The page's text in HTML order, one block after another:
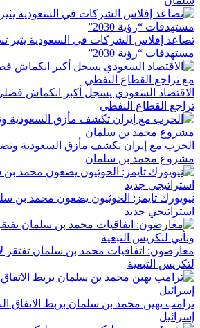
تصاعد إفلاس الشركات في السعودية يثير
مستهدفات “رؤية 2030”
الاقتصاد السعودي يسجل أكبر انكماش
تراجع القطاع النفطي
الحرب مع إيران تكشف مأزق السعودية
مشروع محمد بن سلمان
نيويورك تايمز: الحوثيون يضعون محمد بن
استراتيجي جديد
معارضون: اتفاقيات محمد بن سلمان تفتقر
لتكريس التبعية
ترامب يهين محمد بن سلمان بربط الاتفاق
إسرائيل